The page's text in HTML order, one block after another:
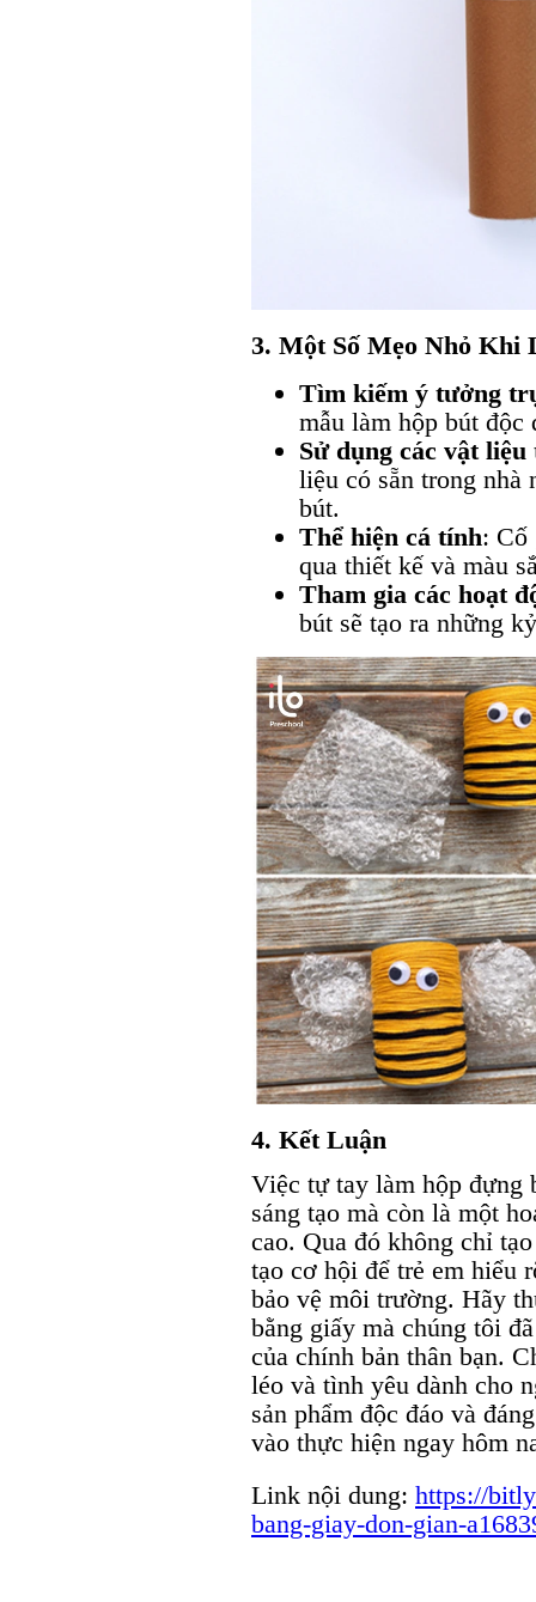
3. Một Số Mẹo Nhỏ Khi
Tìm kiếm ý tưởng
mẫu làm hộp bút độc
Sử dụng các vật liệu
liệu có sẵn trong nhà
bút.
Thể hiện cá tính: Cố
qua thiết kế và màu
Tham gia các hoạt
bút sẽ tạo ra những
4. Kết Luận
Việc tự tay làm hộp đựng
sáng tạo mà còn là một
cao. Qua đó không chỉ
tạo cơ hội để trẻ em hiểu
bảo vệ môi trường. Hãy
bằng giấy mà chúng tôi
của chính bản thân bạn.
léo và tình yêu dành cho
sản phẩm độc đáo và
vào thực hiện ngay hôm
Link nội dung: https://
bang-giay-don-gian-